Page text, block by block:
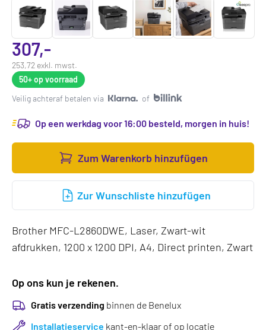
307,-
253,72 exkl. mwst.
50+op voorraad
Veilig achteraf betalen via
of
Op een werkdag voor 16:00 besteld, morgen in huis!
Zum Warenkorb hinzufügen
Zur Wunschliste hinzufügen
Brother MFC-L2860DWE, Laser, Zwart-wit
afdrukken, 1200 x 1200 DPI, A4, Direct printen, Zwart
Op ons kun je rekenen.
Gratis verzending binnen de Benelux
Installatieservice kant-en-klaar of op locatie